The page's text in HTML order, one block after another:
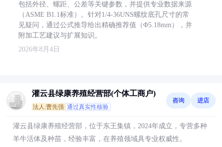
包括外径、螺距、公差等关键参数，并提供专业数据来源
（ASME B1.1标准）。针对1/4-36UNS螺纹底孔尺寸的常
见疑问，通过公式推导给出精确推荐值（Φ5.18mm），并
附加工艺建议与扩展知识。
2026年8月4日
灌云县绿康养殖经营部(个体工商户)
法人:曹先强 通过真实性核验
咨询 进店
灌云县绿康养殖经营部，位于东王集镇，2024年成立，专营多种
羊牛活体及种苗，经验丰富，在养殖领域具专业权威性。